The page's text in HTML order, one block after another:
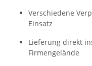
Verschiedene
Einsatz
Lieferung direkt
Firmengelände